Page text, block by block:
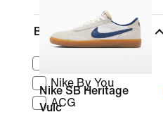
Brand
Nike By You
ACG
Nike SB Heritage
Vulc